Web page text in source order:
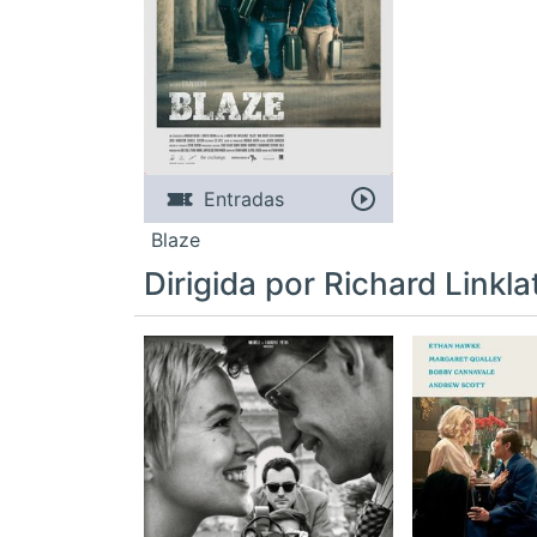
Entradas
Blaze
Dirigida por Richard